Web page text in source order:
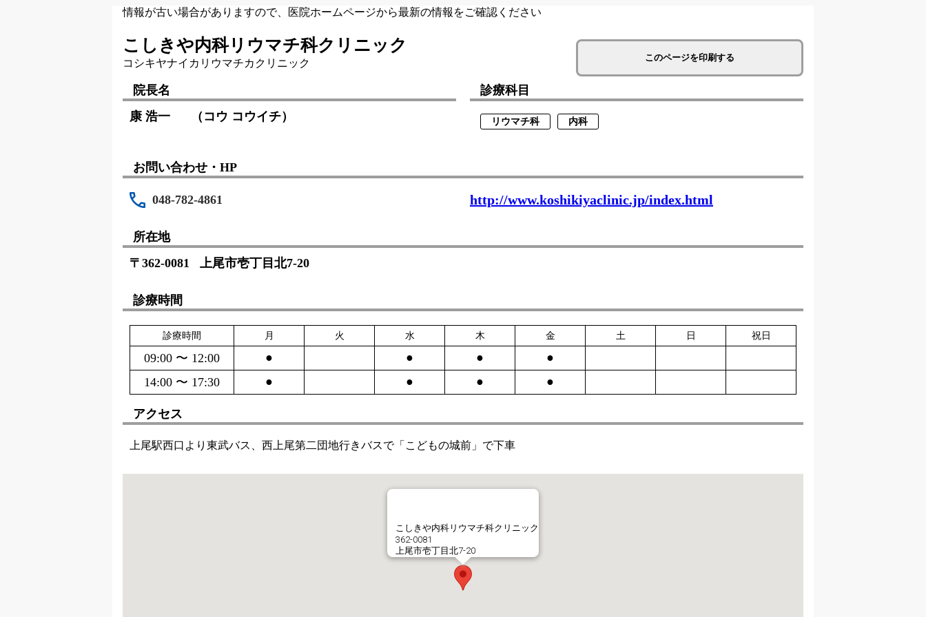
情報が古い場合がありますので、医院ホームページから最新の情報をご確認ください
こしきや内科リウマチ科クリニック
コシキヤナイカリウマチカクリニック このページを印刷する
院長名
康 浩一
（コウ コウイチ）
診療科目
リウマチ科 内科
お問い合わせ・HP
048-782-4861 http://www.koshikiyaclinic.jp/index.html
所在地
〒362-0081
上尾市壱丁目北7-20
診療時間
診療時間 月 火 水 木 金 土 日 祝日
09:00 〜 12:00 ● ● ●
●
14:00 〜 17:30
● ● ● ●
アクセス
上尾駅西口より東武バス、西上尾第二団地行きバスで「こどもの城前」で下車
こしきや内科リウマチ科クリニック
362-0081
上尾市壱丁目北7-20